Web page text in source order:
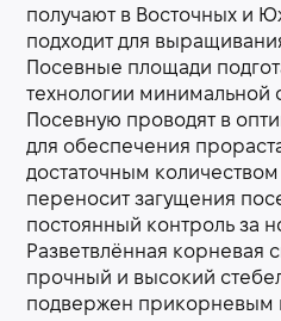
получают в Восточных и
подходит для
Посевные площади
технологии минимальной
Посевную проводят в
для обеспечения
достаточным количеством
переносит загущения
постоянный контроль за
Разветвлённая корневая
прочный и высокий
подвержен прикорневым